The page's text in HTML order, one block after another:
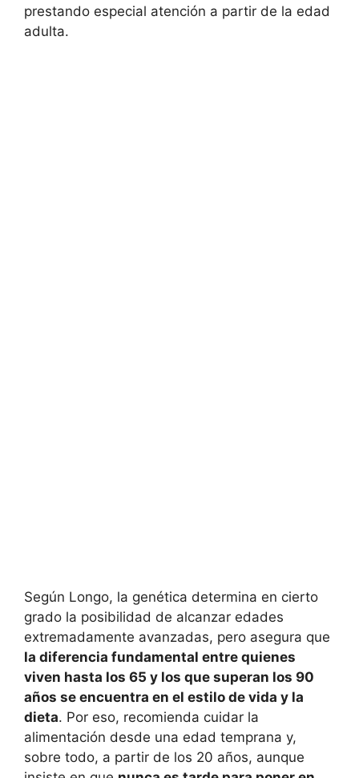
prestando especial atención a partir de la edad
adulta.
Según Longo, la genética determina en cierto
grado la posibilidad de alcanzar edades
extremadamente avanzadas, pero asegura que
la diferencia fundamental entre quienes
viven hasta los 65 y los que superan los 90
años se encuentra en el estilo de vida y la
dieta. Por eso, recomienda cuidar la
alimentación desde una edad temprana y,
sobre todo, a partir de los 20 años, aunque